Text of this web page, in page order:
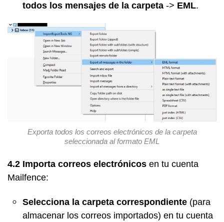
todos los mensajes de la carpeta -> EML.
Exporta todos los correos electrónicos de la carpeta
seleccionada al formato EML
4.2 Importa correos electrónicos en tu cuenta
Mailfence:
Selecciona la carpeta correspondiente (para
almacenar los correos importados) en tu cuenta